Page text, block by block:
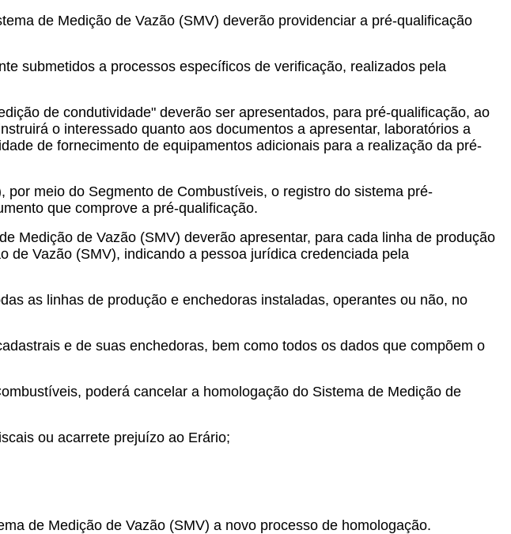
de Medição de Vazão (SMV) deverão providenciar a pré-qualificação
submetidos a processos específicos de verificação, realizados pela
de condutividade" deverão ser apresentados, para pré-qualificação, ao
o interessado quanto aos documentos a apresentar, laboratórios a
de fornecimento de equipamentos adicionais para a realização da pré-
meio do Segmento de Combustíveis, o registro do sistema pré-
que comprove a pré-qualificação.
Medição de Vazão (SMV) deverão apresentar, para cada linha de produção
de Vazão (SMV), indicando a pessoa jurídica credenciada pela
as linhas de produção e enchedoras instaladas, operantes ou não, no
e de suas enchedoras, bem como todos os dados que compõem o
poderá cancelar a homologação do Sistema de Medição de
ou acarrete prejuízo ao Erário;
de Medição de Vazão (SMV) a novo processo de homologação.